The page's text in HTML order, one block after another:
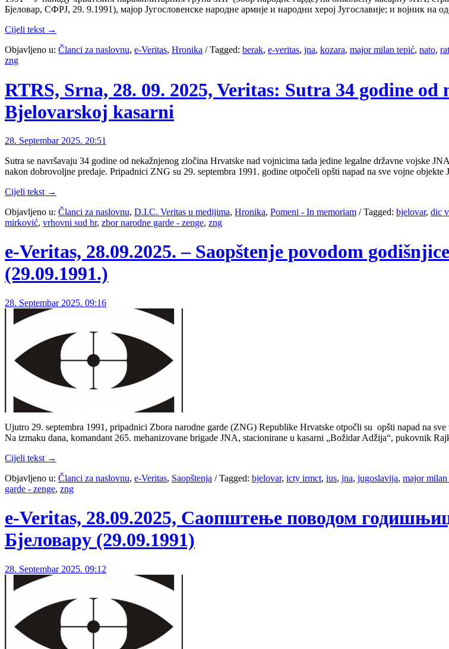
Бјеловар, СФРЈ, 29. 9.1991), мајор Југословенске народне армије и народни херој Југославије; и војник
Cijeli tekst →
Objavljeno u: Članci za naslovnu, e-Veritas, Hronika /Tagged: berak, e-veritas, jna, kozara, major milan tepić, nato,
zng
RTRS, Srna, 28. 09. 2025, Veritas: Sutra 34 godine
Bjelovarskoj kasarni
28. Septembar 2025. 20:51
Sutra se navršavaju 34 godine od nekažnjenog zločina Hrvatske nad vojnicima tada jedine legalne državne vojske
nakon dobrovoljne predaje. Pripadnici ZNG su 29. septembra 1991. godine otpočeli opšti napad na sve vojne
Cijeli tekst →
Objavljeno u: Članci za naslovnu, D.I.C. Veritas u medijima, Hronika, Pomeni - In memoriam /Tagged: bjelovar, dic
mirković, vrhovni sud hr, zbor narodne garde - zenge, zng
e-Veritas, 28.09.2025. – Saopštenje povodom
(29.09.1991.)
28. Septembar 2025. 09:16
Ujutro 29. septembra 1991, pripadnici Zbora narodne garde (ZNG) Republike Hrvatske otpočli su opšti napad na
Na izmaku dana, komandant 265. mehanizovane brigade JNA, stacionirane u kasarni „Božidar Adžija“, pukovnik
Cijeli tekst →
Objavljeno u: Članci za naslovnu, e-Veritas, Saopštenja /Tagged: bjelovar, icty irmct, ius, jna, jugoslavija, major milan
garde - zenge, zng
e-Veritas, 28.09.2025, Саопштење поводом
Бјеловару (29.09.1991)
28. Septembar 2025. 09:12